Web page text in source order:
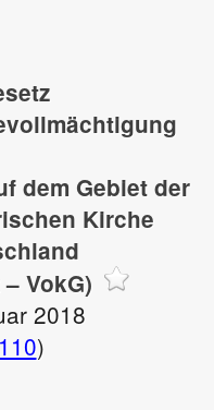
dem Gebiet der
Kirche
VokG)
2018
)